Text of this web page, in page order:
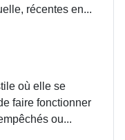
récentes en...
où elle se
faire fonctionner
ou...